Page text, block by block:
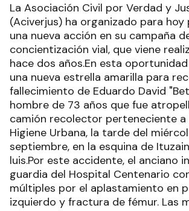
La Asociación Civil por Verdad y
(Aciverjus) ha organizado para hoy
una nueva acción en su campaña
concientización vial, que viene
hace dos años.En esta
una nueva estrella amarilla para
fallecimiento de Eduardo David
hombre de 73 años que fue
camión recolector perteneciente a
Higiene Urbana, la tarde del
septiembre, en la esquina de
luis.Por este accidente, el anciano
guardia del Hospital Centenario
múltiples por el aplastamiento en
izquierdo y fractura de fémur. Las